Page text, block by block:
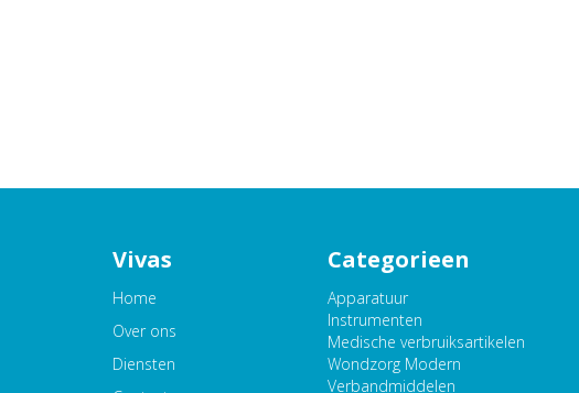
Vivas
Home
Over ons
Diensten
Categorieen
Apparatuur
Instrumenten
Medische verbruiksartikelen
Wondzorg Modern
Verbandmiddelen